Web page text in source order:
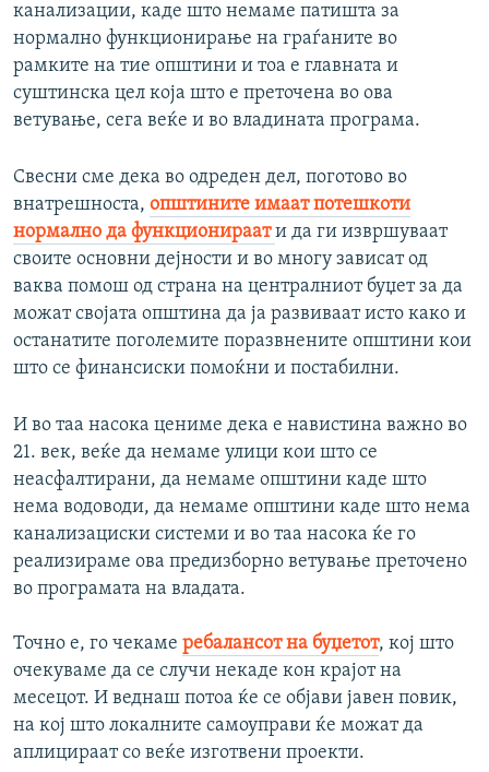
канализации, каде што немаме патишта за
нормално функционирање на граѓаните во
рамките на тие општини и тоа е главната и
суштинска цел која што е преточена во ова
ветување, сега веќе и во владината програма.
Свесни сме дека во одреден дел, поготово во
внатрешноста, општините имаат потешкоти
нормално да функционираати да ги извршуваат
своите основни дејности и во многу зависат од
ваква помош од страна на централниот буџет за да
можат својата општина да ја развиваат исто како и
останатите поголемите поразвнените општини кои
што се финансиски помоќни и постабилни.
И во таа насока цениме дека е навистина важно во
21. век, веќе да немаме улици кои што се
неасфалтирани, да немаме општини каде што
нема водоводи, да немаме општини каде што нема
канализациски системи и во таа насока ќе го
реализираме ова предизборно ветување преточено
во програмата на владата.
Точно е, го чекаме ребалансот на буџетот, кој што
очекуваме да се случи некаде кон крајот на
месецот. И веднаш потоа ќе се објави јавен повик,
на кој што локалните самоуправи ќе можат да
аплицираат со веќе изготвени проекти.